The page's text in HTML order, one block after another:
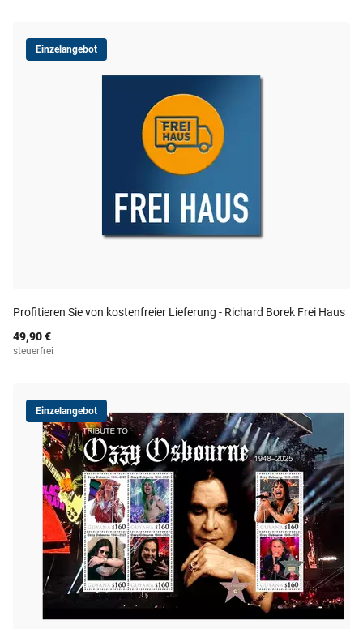
Einzelangebot
Profitieren Sie von kostenfreier Lieferung - Richard Borek Frei Haus
49,90 €
steuerfrei
Einzelangebot